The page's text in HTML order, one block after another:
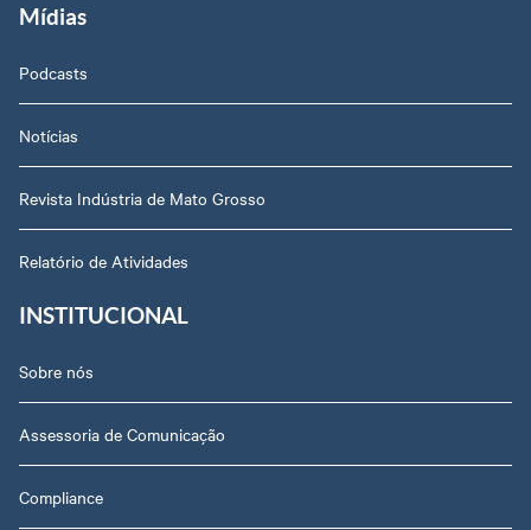
Mídias
Podcasts
Notícias
Revista Indústria de Mato Grosso
Relatório de Atividades
INSTITUCIONAL
Sobre nós
Assessoria de Comunicação
Compliance